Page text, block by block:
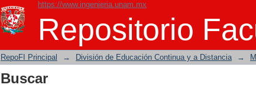
https://www.ingenieria.unam.mx
Repositorio
Buscar
RepoFI Principal → División de Educación Continua y a Distancia →
Buscar